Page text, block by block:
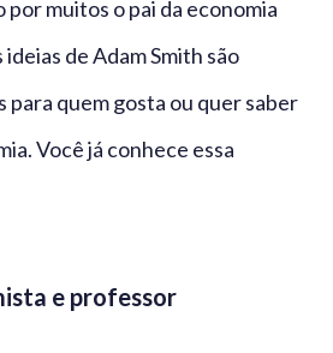
por muitos o pai da economia
ideias de Adam Smith são
quem gosta ou quer saber
Você já conhece essa
e professor